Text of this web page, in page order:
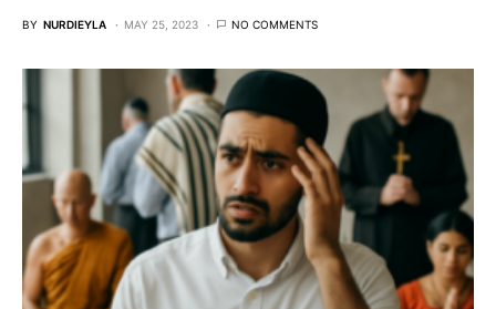
BY NURDIEYLA MAY 25, 2023 NO COMMENTS